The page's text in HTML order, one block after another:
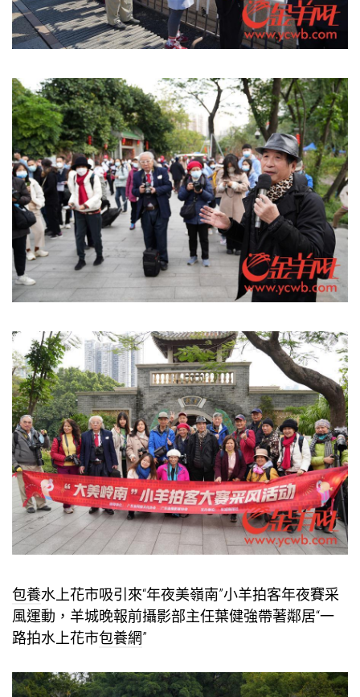
包養水上花市吸引來“年夜美嶺南”小羊拍客年夜賽采
風運動，羊城晚報前攝影部主任葉健強帶著鄰居“一
路拍水上花市包養網”